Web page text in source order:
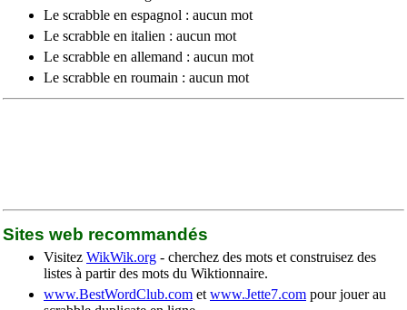
Le scrabble en espagnol : aucun mot
Le scrabble en italien : aucun mot
Le scrabble en allemand : aucun mot
Le scrabble en roumain : aucun mot
Sites web recommandés
Visitez WikWik.org - cherchez des mots et construisez des
listes à partir des mots du Wiktionnaire.
www.BestWordClub.com et www.Jette7.com pour jouer au